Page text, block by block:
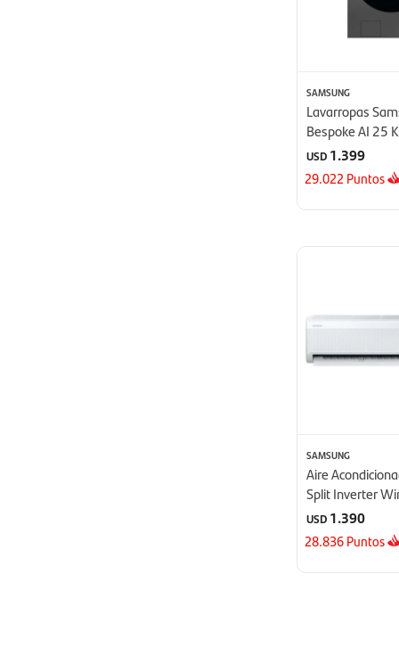
SAMSUNG
Lavarropas
Bespoke AI 25
USD 1.399
29.022 Puntos
SAMSUNG
Aire
Split Inverter
24000 BTU -
USD 1.390
28.836Puntos